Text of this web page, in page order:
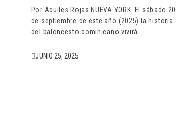
Por Aquiles Rojas NUEVA YORK. El sábado 20
de septiembre de este año (2025) la historia
del baloncesto dominicano vivirá…
JUNIO 25, 2025